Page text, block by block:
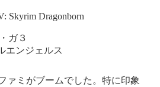
Skyrim Dragonborn
ガ３
エンジェルス
ァミがブームでした。特に印象